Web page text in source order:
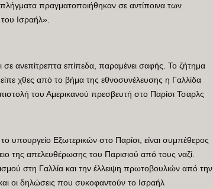
πραγματοποιήθηκαν σε αντίποινα των
Ισραήλ».
σε ανεπίτρεπτα επίπεδα, παραμένει σαφής. Το ζήτημα
είπε χθες από το βήμα της εθνοσυνέλευσης η Γαλλίδα
του Αμερικανού πρεσβευτή στο Παρίσι Τσαρλς
Εξωτερικών στο Παρίσι, είναι συμπέθερος
της απελευθέρωσης του Παρισιού από τους ναζί.
στη Γαλλία και την έλλειψη πρωτοβουλιών από την
οι δηλώσεις που συκοφαντούν το Ισραήλ